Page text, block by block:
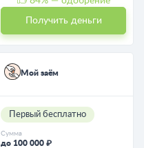
Получить деньги
Мой заём
Первый бесплатно
Сумма
до 100 000 ₽